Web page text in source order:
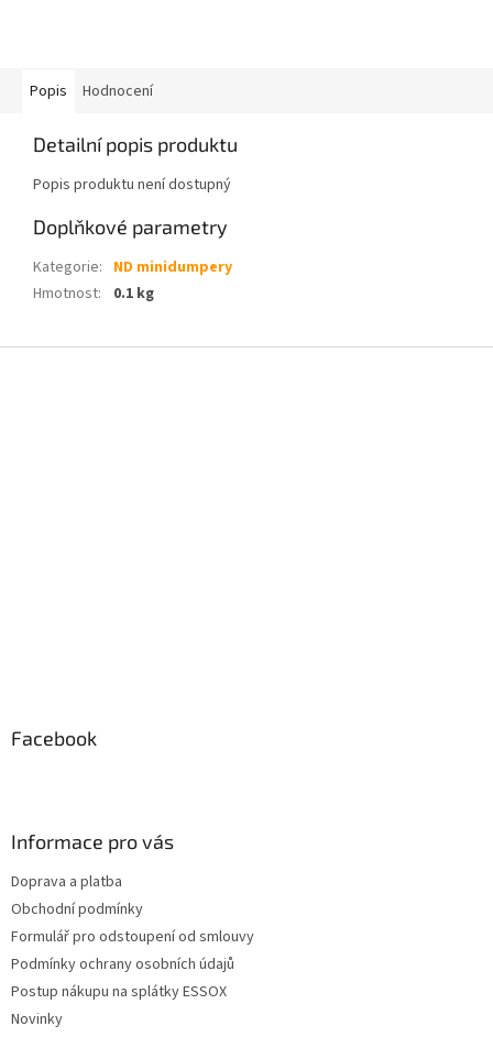
Popis Hodnocení
Detailní popis produktu
Popis produktu není dostupný
Doplňkové parametry
Kategorie: ND minidumpery
Hmotnost: 0.1 kg
Facebook
Informace pro vás
Doprava a platba
Obchodní podmínky
Formulář pro odstoupení od smlouvy
Podmínky ochrany osobních údajů
Postup nákupu na splátky ESSOX
Novinky